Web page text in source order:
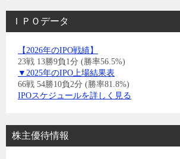
ＩＰＯデータ
【2026年のIPO戦績】
23戦 13勝9負1分 (勝率56.5%)
▼2025年のIPO上場結果表
66戦 54勝10負2分 (勝率81.8%)
IPOスケジュールを詳しく見る
株主優待情報